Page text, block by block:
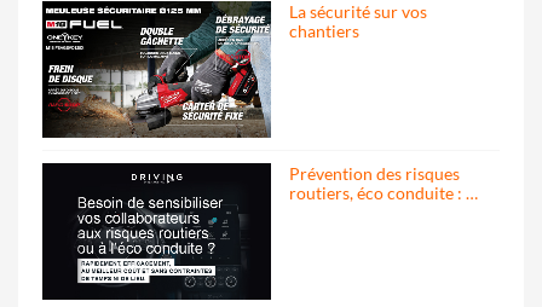
La sécurité sur vos
chantiers
Prévention des risques
routiers, éco conduite : …